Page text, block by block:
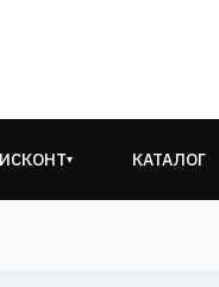
▾ КАТАЛОГ